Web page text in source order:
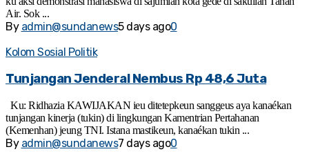
Air. Sok ...
By admin@sundanews5 days ago0
Kolom Sosial Politik
Tunjangan Jenderal Nembus Rp 48,6 Juta
Ku: Ridhazia KAWIJAKAN ieu ditetepkeun sanggeus aya kanaékan
tunjangan kinerja (tukin) di lingkungan Kamentrian Pertahanan
(Kemenhan) jeung TNI. Istana mastikeun, kanaékan tukin ...
By admin@sundanews7 days ago0